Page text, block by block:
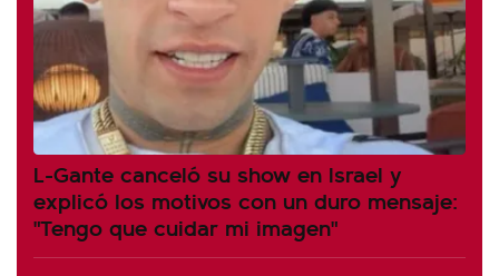
L-Gante canceló su show en Israel y
explicó los motivos con un duro mensaje:
"Tengo que cuidar mi imagen"